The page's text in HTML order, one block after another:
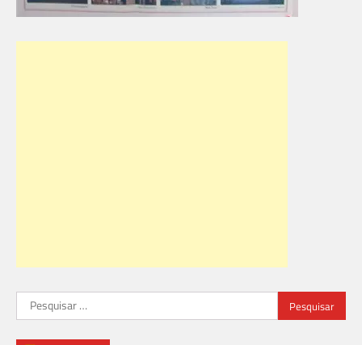
Pesquisar
por: